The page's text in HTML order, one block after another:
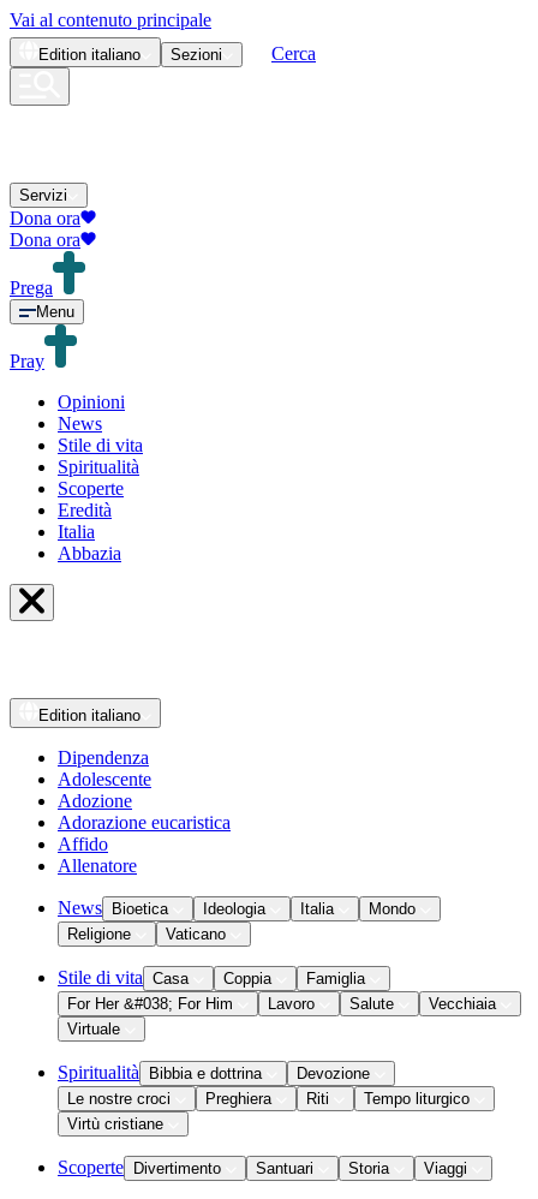
Vai al contenuto principale
Edition italiano Sezioni Cerca
Servizi
Dona ora
Dona ora
Prega
Menu
Pray
Opinioni
News
Stile di vita
Spiritualità
Scoperte
Eredità
Italia
Abbazia
Edition italiano
Dipendenza
Adolescente
Adozione
Adorazione eucaristica
Affido
Allenatore
News Bioetica Ideologia Italia
Mondo
Religione
Vaticano
Stile di vita Casa Coppia
Famiglia
For Her &#038; For Him
Lavoro Salute
Vecchiaia
Virtuale
Spiritualità Bibbia e dottrina
Devozione
Le nostre croci
Preghiera Riti
Tempo liturgico
Virtù cristiane
Scoperte Divertimento Santuari Storia Viaggi